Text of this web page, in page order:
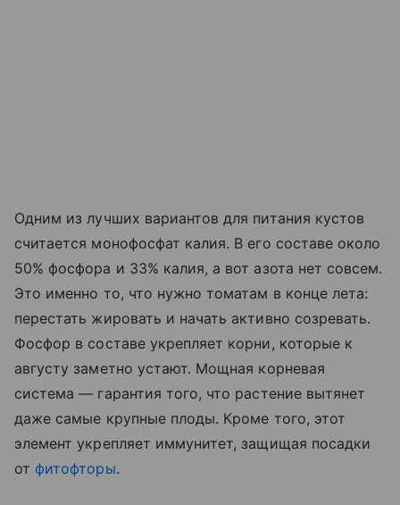
Одним из лучших вариантов для питания кустов
считается монофосфат калия. В его составе около
50% фосфора и 33% калия, а вот азота нет совсем.
Это именно то, что нужно томатам в конце лета:
перестать жировать и начать активно созревать.
Фосфор в составе укрепляет корни, которые к
августу заметно устают. Мощная корневая
система — гарантия того, что растение вытянет
даже самые крупные плоды. Кроме того, этот
элемент укрепляет иммунитет, защищая посадки
от фитофторы.